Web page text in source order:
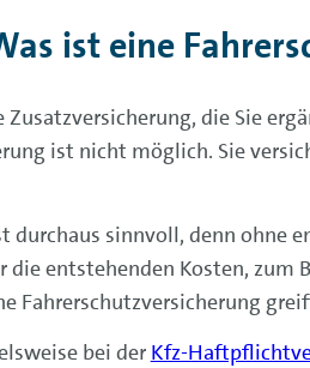
ist eine
die Sie
ist nicht möglich. Sie
durchaus sinnvoll, denn ohne
entstehenden Kosten, zum
Fahrerschutzversicherung
bei der Kfz-